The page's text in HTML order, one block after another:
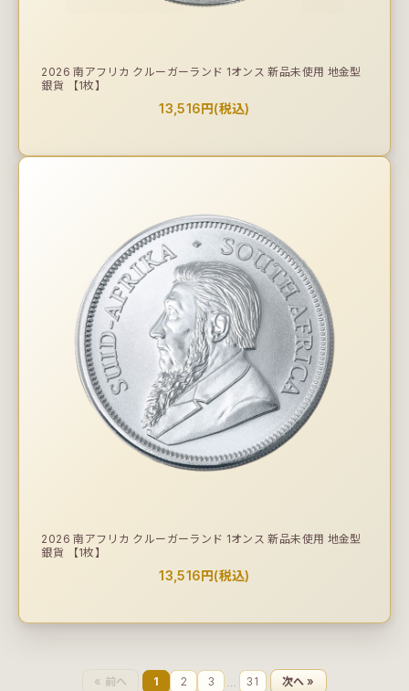
2026 南アフリカ クルーガーランド 1オンス 新品未使用 地金型
銀貨 【1枚】
13,516円(税込)
2026 南アフリカ クルーガーランド 1オンス 新品未使用 地金型
銀貨 【1枚】
13,516円(税込)
« 前へ 1 2 3 31 次へ »